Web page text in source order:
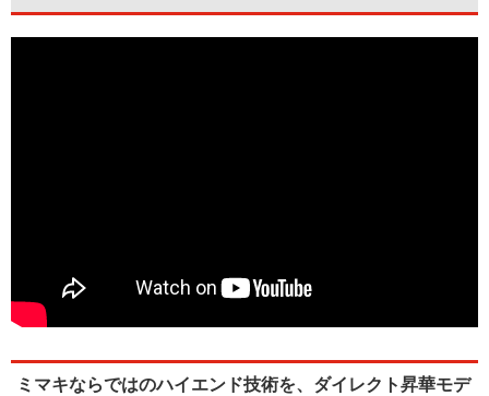
ミマキならではのハイエンド技術を、ダイレクト昇華モデ